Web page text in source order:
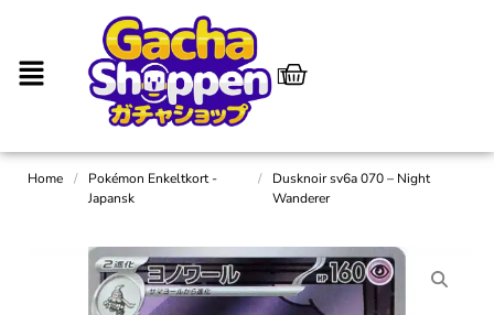
Home /
Pokémon Enkeltkort -
Japansk
/
Dusknoir sv6a 070 – Night
Wanderer